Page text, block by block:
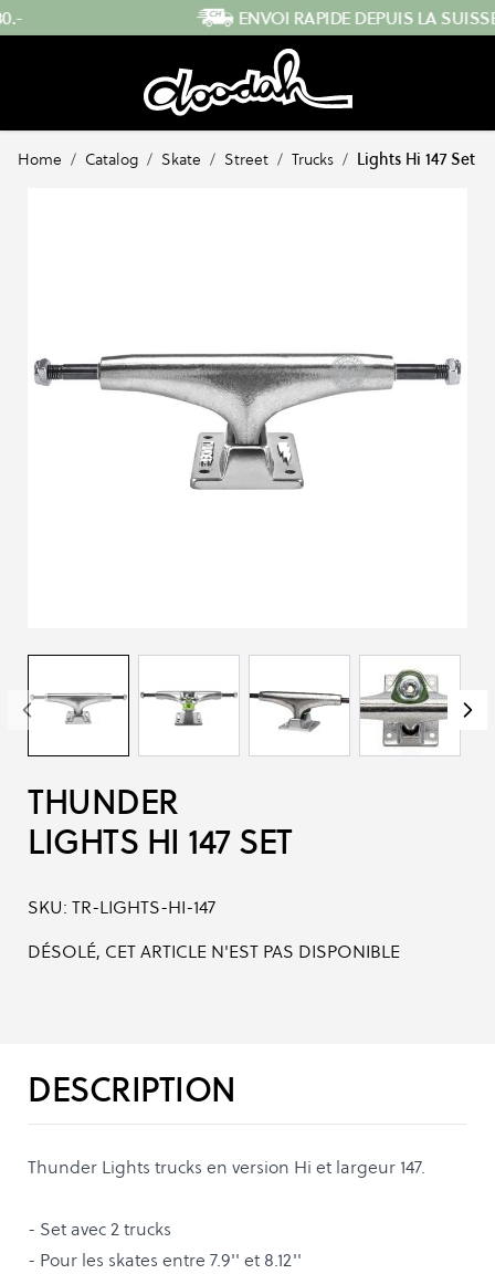
Skip to Content
ENVOI RAPIDE DEPUIS LA SUISSE
Home / Catalog / Skate / Street / Trucks / Lights Hi 147 Set
THUNDER
LIGHTS HI 147 SET
SKU: TR-LIGHTS-HI-147
DÉSOLÉ, CET ARTICLE N'EST PAS DISPONIBLE
DESCRIPTION
Thunder Lights trucks en version Hi et largeur 147.
- Set avec 2 trucks
- Pour les skates entre 7.9'' et 8.12''